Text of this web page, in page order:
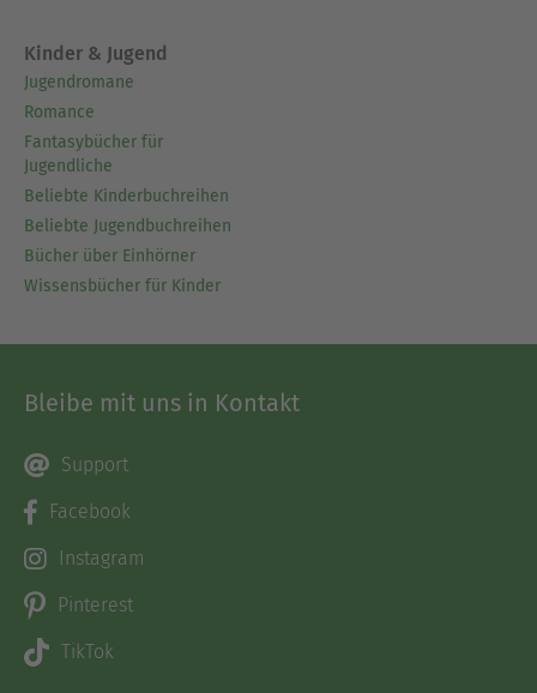
Kinder & Jugend
Jugendromane
Romance
Fantasybücher für
Jugendliche
Beliebte Kinderbuchreihen
Beliebte Jugendbuchreihen
Bücher über Einhörner
Wissensbücher für Kinder
Bleibe mit uns in Kontakt
Support
Facebook
Instagram
Pinterest
TikTok